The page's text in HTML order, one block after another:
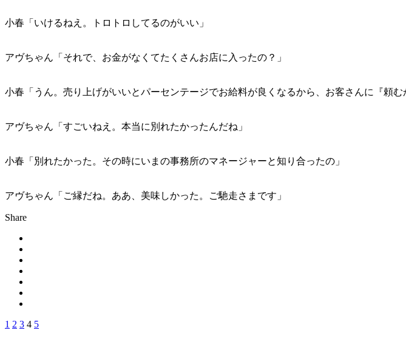
小春「いけるねえ。トロトロしてるのがいい」
アヴちゃん「それで、お金がなくてたくさんお店に入ったの？」
小春「うん。売り上げがいいとパーセンテージでお給料が良くなるから、お客さんに『頼
アヴちゃん「すごいねえ。本当に別れたかったんだね」
小春「別れたかった。その時にいまの事務所のマネージャーと知り合ったの」
アヴちゃん「ご縁だね。ああ、美味しかった。ご馳走さまです」
Share
1 2 3 4 5